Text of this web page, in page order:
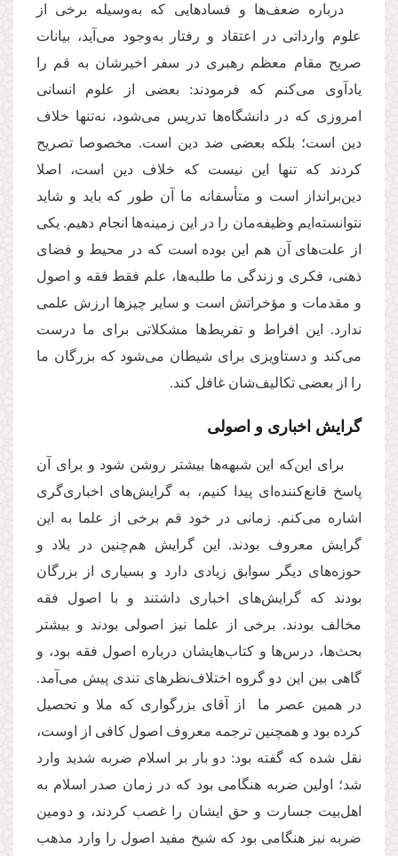
درباره ضعف‌ها و فسادهایی که به‌وسیله برخی از
علوم وارداتی در اعتقاد و رفتار به‌وجود می‌آید، بیانات
صریح مقام معظم رهبری در سفر اخیرشان به قم را
یادآوی می‌کنم که فرمودند: بعضی از علوم انسانی
امروزی که در دانشگاه‌ها تدریس می‌شود، نه‌تنها خلاف
دین است؛ بلکه بعضی‌ ضد دین است. مخصوصا تصریح
کردند که تنها این نیست که خلاف دین است، اصلا
دین‌برانداز است و متأسفانه ما آن طور که باید و شاید
نتوانسته‌ایم وظیفه‌مان را در این زمینه‌ها انجام دهیم. یکی
از علت‌های آن هم این بوده است که در محیط و فضای
ذهنی، فکری و زندگی ما طلبه‌ها، علم فقط فقه و اصول
و مقدمات و مؤخراتش است و سایر چیزها ارزش علمی
ندارد. این افراط و تفریط‌ها مشکلاتی برای ما درست
می‌کند و دستاویزی برای شیطان می‌شود که بزرگان ما
را از بعضی تکالیف‌شان غافل کند.
گرایش اخباری و اصولی
برای این‌که این شبهه‌ها بیشتر روشن شود و برای آن
پاسخ قانع‌کننده‌ای پیدا کنیم، به گرایش‌های اخباری‌گری
اشاره می‌کنم. زمانی در خود قم برخی از علما به این
گرایش معروف بودند. این گرایش هم‌چنین در بلاد و
حوزه‌های دیگر سوابق زیادی دارد و بسیاری از بزرگان
بودند که گرایش‌های اخباری داشتند و با اصول فقه
مخالف بودند. برخی از علما نیز اصولی بودند و بیشتر
بحث‌ها، درس‌ها و کتاب‌هایشان درباره اصول فقه بود، و
گاهی بین این دو گروه اختلاف‌نظرهای تندی پیش می‌آمد.
در همین عصر ما از آقای بزرگواری که ملا و تحصیل
کرده بود و همچنین ترجمه معروف اصول کافی از اوست،
نقل شده که گفته بود: دو بار بر اسلام ضربه شدید وارد
شد؛ اولین ضربه هنگامی بود که در زمان صدر اسلام به
اهل‌بیت جسارت و حق ایشان را غصب کردند، و دومین
ضربه نیز هنگامی بود که شیخ مفید اصول را وارد مذهب